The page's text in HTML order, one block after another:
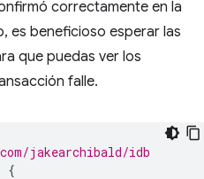
correctamente en la
es beneficioso esperar las
que puedas ver los
falle.
jakearchibald/idb
{